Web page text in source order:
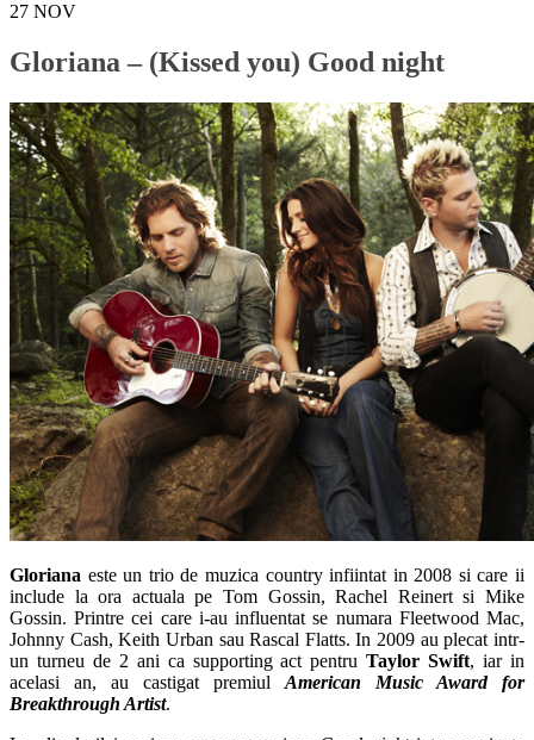
27 NOV
Gloriana – (Kissed you) Good night
Gloriana este un trio de muzica country infiintat in 2008 si care ii
include la ora actuala pe Tom Gossin, Rachel Reinert si Mike
Gossin. Printre cei care i-au influentat se numara Fleetwood Mac,
Johnny Cash, Keith Urban sau Rascal Flatts. In 2009 au plecat intr-
un turneu de 2 ani ca supporting act pentruTaylor Swift, iar in
acelasi an, au castigat premiul American Music Award for
Breakthrough Artist.